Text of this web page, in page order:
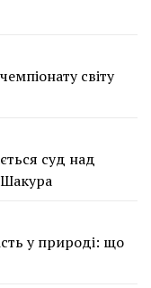
світу
суд над
у природі: що